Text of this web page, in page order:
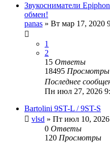
Звукосниматели
обмен!
panas » Вт мар 17, 2020
1
2
15 Ответы
18495 Просмотры
Последнее
Пн июл 27, 2026
Bartolini 9ST-L / 9ST-S
vlsd » Пт июл 10,
0 Ответы
120 Просмотры